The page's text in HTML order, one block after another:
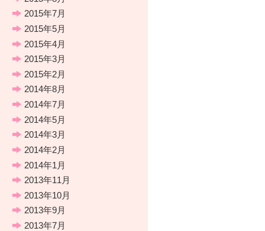
2015年7月
2015年5月
2015年4月
2015年3月
2015年2月
2014年8月
2014年7月
2014年5月
2014年3月
2014年2月
2014年1月
2013年11月
2013年10月
2013年9月
2013年7月